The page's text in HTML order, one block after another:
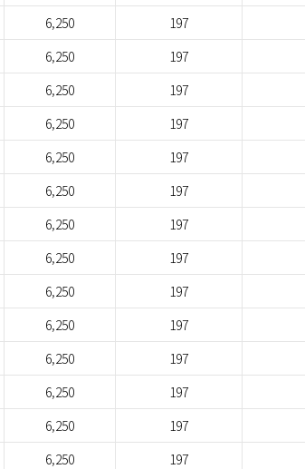
6,250 197
6,250 197
6,250 197
6,250 197
6,250 197
6,250 197
6,250 197
6,250 197
6,250 197
6,250 197
6,250 197
6,250 197
6,250 197
6,250 197